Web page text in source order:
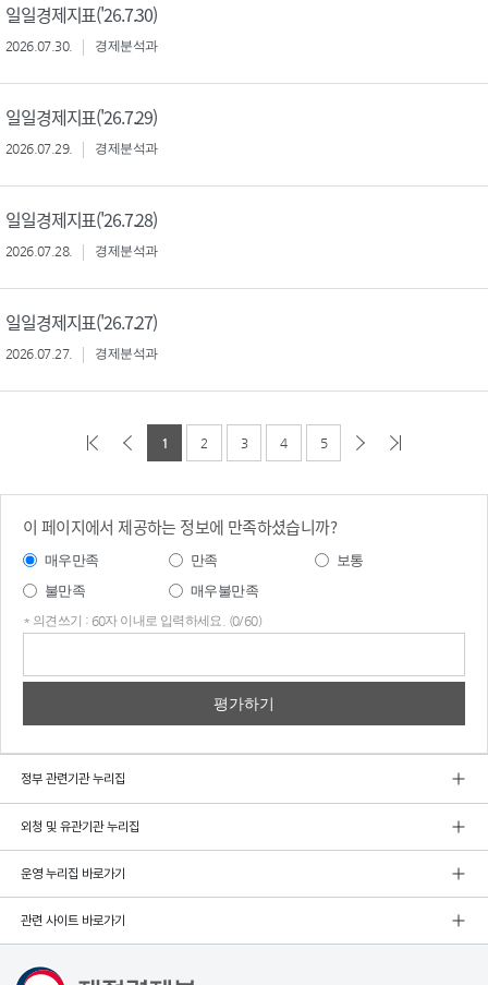
일일경제지표('26.7.30)
2026.07.30. 경제분석과
일일경제지표('26.7.29)
2026.07.29. 경제분석과
일일경제지표('26.7.28)
2026.07.28. 경제분석과
일일경제지표('26.7.27)
2026.07.27. 경제분석과
1 2 3 4 5
이 페이지에서 제공하는 정보에 만족하셨습니까?
매우만족 만족
보통
불만족
매우불만족
* 의견쓰기 : 60자 이내로 입력하세요. (0/60)
정부 관련기관 누리집
외청 및 유관기관 누리집
운영 누리집 바로가기
관련 사이트 바로가기